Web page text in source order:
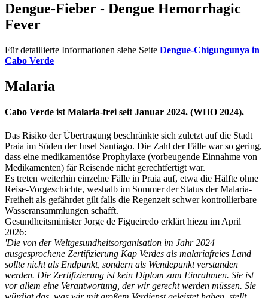
Dengue-Fieber - Dengue Hemorrhagic
Fever
Für detaillierte Informationen siehe Seite Dengue-Chigungunya in
Cabo Verde
Malaria
Cabo Verde ist Malaria-frei seit Januar 2024. (WHO 2024).
Das Risiko der Übertragung beschränkte sich zuletzt auf die Stadt
Praia im Süden der Insel Santiago. Die Zahl der Fälle war so gering,
dass eine medikamentöse Prophylaxe (vorbeugende Einnahme von
Medikamenten) fär Reisende nicht gerechtfertigt war.
Es treten weiterhin einzelne Fälle in Praia auf, etwa die Hälfte ohne
Reise-Vorgeschichte, weshalb im Sommer der Status der Malaria-
Freiheit als gefährdet gilt falls die Regenzeit schwer kontrollierbare
Wasseransammlungen schafft.
Gesundheitsminister Jorge de Figueiredo erklärt hiezu im April
2026:
'Die von der Weltgesundheitsorganisation im Jahr 2024
ausgesprochene Zertifizierung Kap Verdes als malariafreies Land
sollte nicht als Endpunkt, sondern als Wendepunkt verstanden
werden. Die Zertifizierung ist kein Diplom zum Einrahmen. Sie ist
vor allem eine Verantwortung, der wir gerecht werden müssen. Sie